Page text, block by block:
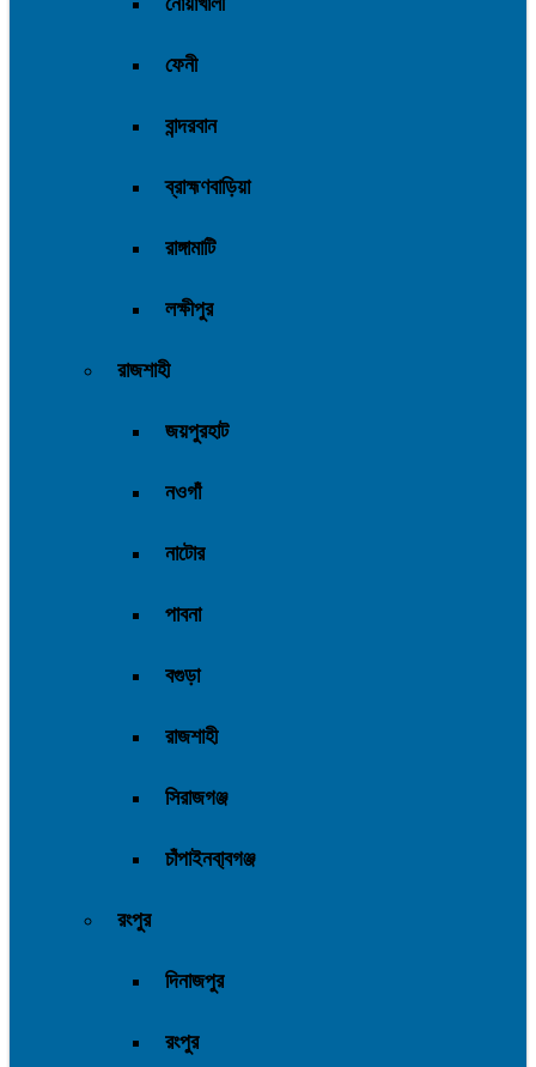
ফেনী
বান্দরবান
ব্রাহ্মণবাড়িয়া
রাঙ্গামাটি
লক্ষীপুর
রাজশাহী
জয়পুরহাট
নওগাঁ
নাটোর
পাবনা
বগুড়া
রাজশাহী
সিরাজগঞ্জ
চাঁপাইনবা্বগঞ্জ
রংপুর
দিনাজপুর
রংপুর